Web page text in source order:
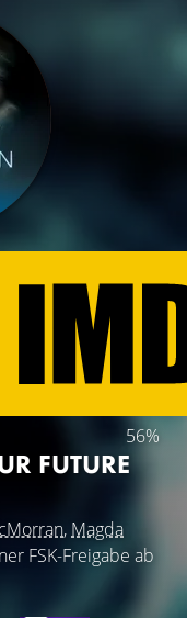
56%
FUTURE
, Magda
FSK-Freigabe ab